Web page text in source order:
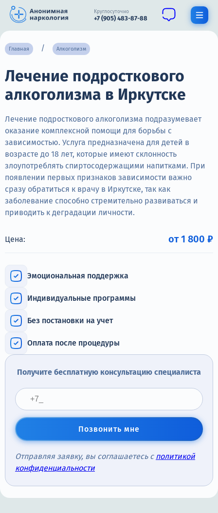
Круглосуточно
+7 (905) 483-87-88
О нас
Наркомания
Нарколог
Стационар
Психиатрия
Цены
Контакты
Круглосуточно, анонимно
Адрес call-центра
Иркутск, улица Марата, 22
Главная Алкоголизм
Лечение подросткового
алкоголизма в Иркутске
Лечение подросткового алкоголизма подразумевает
оказание комплексной помощи для борьбы с
зависимостью. Услуга предназначена для детей в
возрасте до 18 лет, которые имеют склонность
злоупотреблять спиртосодержащими напитками. При
появлении первых признаков зависимости важно
сразу обратиться к врачу в Иркутске, так как
заболевание способно стремительно развиваться и
приводить к деградации личности.
Цена: от 1 800 ₽
Эмоциональная поддержка
Индивидуальные программы
Без постановки на учет
Оплата после процедуры
Получите бесплатную консультацию специалиста
Позвонить мне
Отправляя заявку, вы соглашаетесь с политикой
конфиденциальности